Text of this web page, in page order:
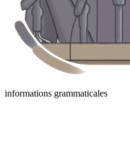
informations grammaticales